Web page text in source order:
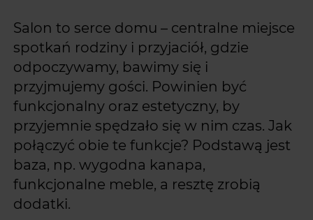
Salon to serce domu – centralne miejsce
spotkań rodziny i przyjaciół, gdzie
odpoczywamy, bawimy się i
przyjmujemy gości. Powinien być
funkcjonalny oraz estetyczny, by
przyjemnie spędzało się w nim czas. Jak
połączyć obie te funkcje? Podstawą jest
baza, np. wygodna kanapa,
funkcjonalne meble, a resztę zrobią
dodatki.